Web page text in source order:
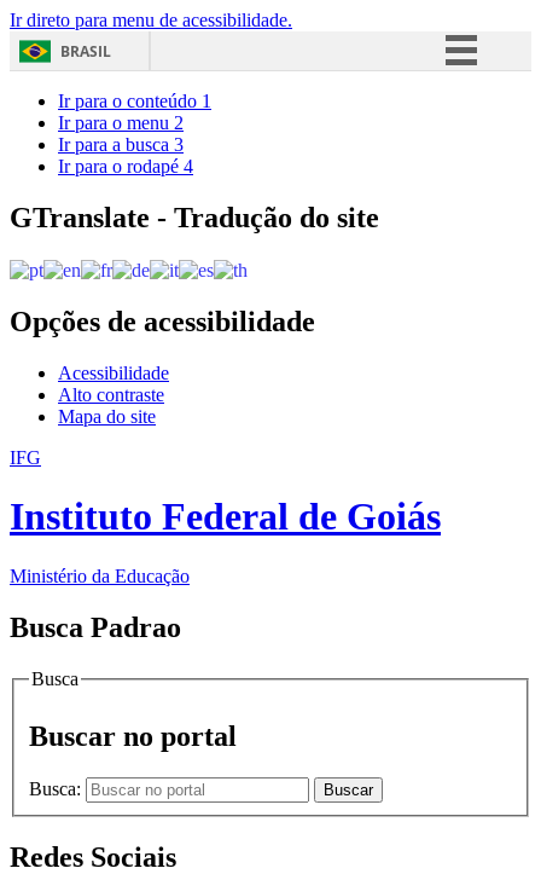
Ir direto para menu de acessibilidade.
BRASIL
Acesso à informação
Ir para o conteúdo 1
Ir para o menu 2
Ir para a busca 3
Ir para o rodapé 4
GTranslate - Tradução do site
Opções de acessibilidade
Acessibilidade
Alto contraste
Mapa do site
IFG
Instituto Federal de Goiás
Ministério da Educação
Busca Padrao
Busca
Buscar no portal
Busca: Buscar
Redes Sociais